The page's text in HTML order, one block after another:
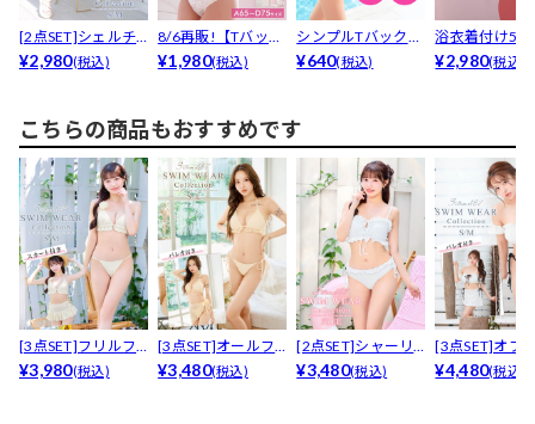
[2点SET]シェルチ
ャームホルターネ...
¥2,980(税込)
8/6再販!【Tバッ
ク】【三上悠亜着
¥1,980(税込)
シンプルTバックイ
ンナーショーツ【d
¥640(税込)
浴衣着付け5点
ト【YUKATA
¥2,980(税込)
こちらの商品もおすすめです
[3点SET]フリルフ
ラワーホルターネ...
¥3,980(税込)
[3点SET]オールフ
リルレースパレオ...
¥3,480(税込)
[2点SET]シャーリ
ングフリルビキニ...
¥3,480(税込)
[3点SET]オフ
ルリボンフリ
¥4,480(税込)